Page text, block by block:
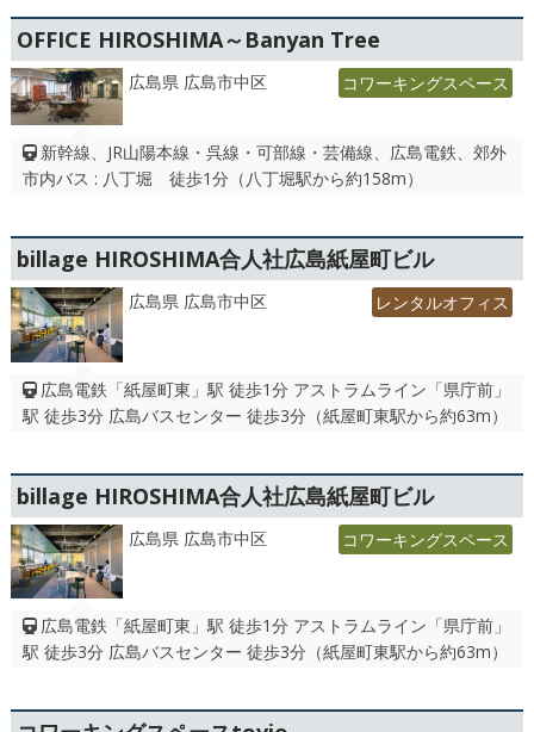
OFFICE HIROSHIMA～Banyan Tree
広島県 広島市中区 コワーキングスペース
新幹線、JR山陽本線・呉線・可部線・芸備線、広島電鉄、郊外
市内バス : 八丁堀 徒歩1分（八丁堀駅から約158m）
billage HIROSHIMA合人社広島紙屋町ビル
広島県 広島市中区 レンタルオフィス
広島電鉄「紙屋町東」駅 徒歩1分 アストラムライン「県庁前」
駅 徒歩3分 広島バスセンター 徒歩3分（紙屋町東駅から約63m）
billage HIROSHIMA合人社広島紙屋町ビル
広島県 広島市中区 コワーキングスペース
広島電鉄「紙屋町東」駅 徒歩1分 アストラムライン「県庁前」
駅 徒歩3分 広島バスセンター 徒歩3分（紙屋町東駅から約63m）